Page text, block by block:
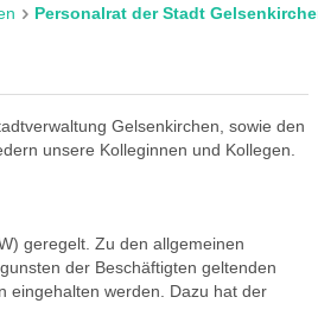
Personalrat der Stadt
Gelsenkirchen, sowie den
unsere Kolleginnen und Kollegen.
geregelt. Zu den allgemeinen
der Beschäftigten geltenden
eingehalten werden. Dazu hat der